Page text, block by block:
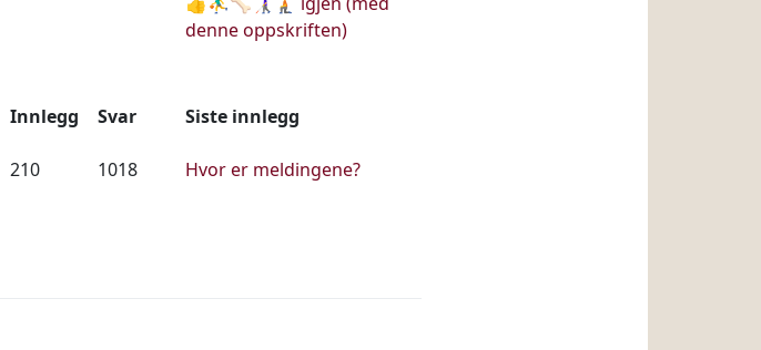
denne oppskriften)
Innlegg
210
Svar
1018
Siste innlegg
Hvor er meldingene?